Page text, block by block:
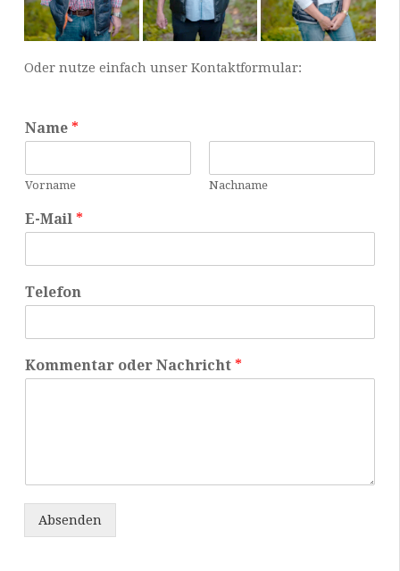
Oder nutze einfach unser Kontaktformular:
Name *
Vorname Nachname
E-Mail *
Telefon
Kommentar oder Nachricht *
Absenden